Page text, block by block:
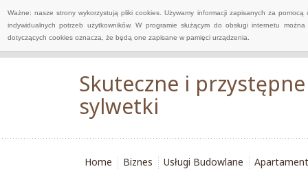
Ważne: nasze strony wykorzystują pliki cookies. Używamy informacji zapisanych za
indywidualnych potrzeb użytkowników. W programie służącym do obsługi internetu
dotyczących cookies oznacza, że będą one zapisane w pamięci urządzenia.
Skuteczne i
sylwetki
Home Biznes Usługi Budowlane